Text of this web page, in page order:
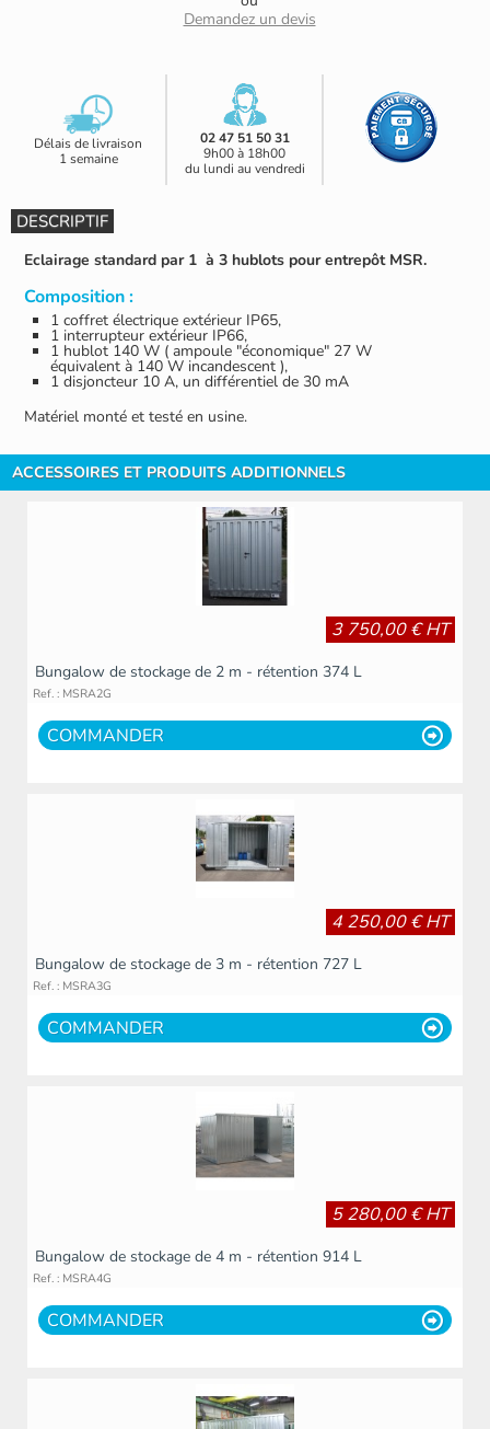
Demandez un devis
Délais de livraison
1 semaine
02 47 51 50 31
9h00 à 18h00
du lundi au vendredi
DESCRIPTIF
Eclairage standard par 1 à 3 hublots pour entrepôt MSR.
Composition :
1 coffret électrique extérieur IP65,
1 interrupteur extérieur IP66,
1 hublot 140 W ( ampoule "économique" 27 W
équivalent à 140 W incandescent ),
1 disjoncteur 10 A, un différentiel de 30 mA
Matériel monté et testé en usine.
ACCESSOIRES ET PRODUITS ADDITIONNELS
3 750,00 € HT
Bungalow de stockage de 2 m - rétention 374 L
Ref. : MSRA2G
COMMANDER
4 250,00 € HT
Bungalow de stockage de 3 m - rétention 727 L
Ref. : MSRA3G
COMMANDER
5 280,00 € HT
Bungalow de stockage de 4 m - rétention 914 L
Ref. : MSRA4G
COMMANDER